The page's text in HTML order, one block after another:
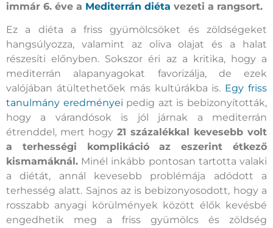
immár 6. éve a Mediterrán diéta vezeti a rangsort.
Ez a diéta a friss gyümölcsöket és zöldségeket
hangsúlyozza, valamint az oliva olajat és a halat
részesíti előnyben. Sokszor éri az a kritika, hogy a
mediterrán alapanyagokat favorizálja, de ezek
valójában átültethetőek más kultúrákba is. Egy friss
tanulmány eredményei pedig azt is bebizonyították,
hogy a várandósok is jól járnak a mediterrán
étrenddel, mert hogy 21 százalékkal kevesebb volt
a terhességi komplikáció az eszerint étkező
kismamáknál. Minél inkább pontosan tartotta valaki
a diétát, annál kevesebb problémája adódott a
terhesség alatt. Sajnos az is bebizonyosodott, hogy a
rosszabb anyagi körülmények között élők kevésbé
engedhetik meg a friss gyümölcs és zöldség